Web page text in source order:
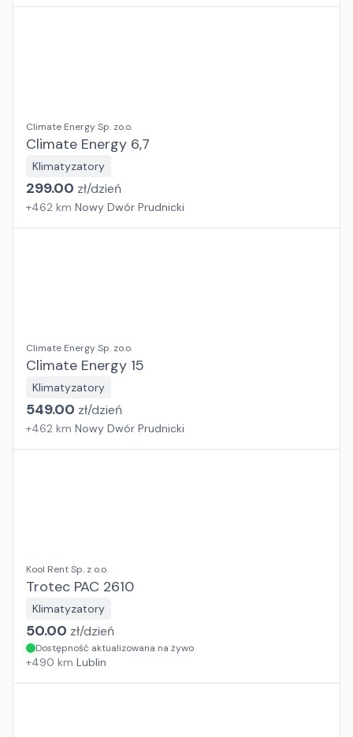
Climate Energy Sp. zo.o.
Climate Energy 6,7
Klimatyzatory
299.00 zł/dzień
+462 km Nowy Dwór Prudnicki
Climate Energy Sp. zo.o.
Climate Energy 15
Klimatyzatory
549.00 zł/dzień
+462 km Nowy Dwór Prudnicki
Kool Rent Sp. z o.o.
Trotec PAC 2610
Klimatyzatory
50.00 zł/dzień
Dostępność aktualizowana na żywo
+490 km Lublin